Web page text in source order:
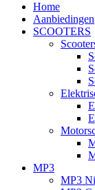
Home
Aanbiedingen
SCOOTERS
MP3
MP3